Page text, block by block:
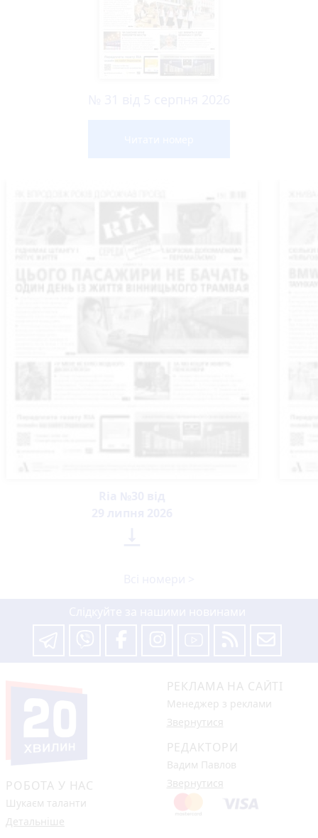
РОБОТА У НАС
Шукаєм таланти
Детальніше
РЕКЛАМА НА САЙТІ
Менеджер з реклами
Звернутися
РЕДАКТОРИ
Вадим Павлов
Звернутися